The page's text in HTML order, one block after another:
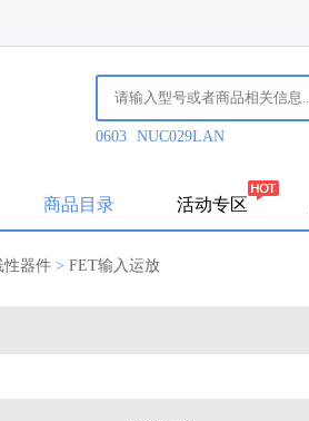
0603 NUC029LAN
商品目录 活动专区
性器件 > FET输入运放